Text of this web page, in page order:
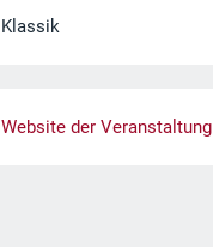
Klassik
Website der Veranstaltung